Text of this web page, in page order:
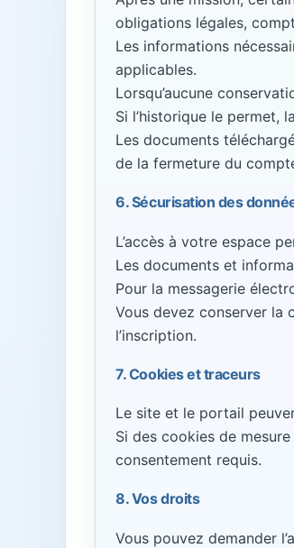
obligations légales,
Les informations
applicables.
Lorsqu’aucune
Si l’historique le permet,
Les documents
de la fermeture du
6. Sécurisation des
L’accès à votre espace
Les documents et
Pour la messagerie
Vous devez conserver la
l’inscription.
7. Cookies et traceurs
Le site et le portail
Si des cookies de
consentement requis.
8. Vos droits
Vous pouvez demander